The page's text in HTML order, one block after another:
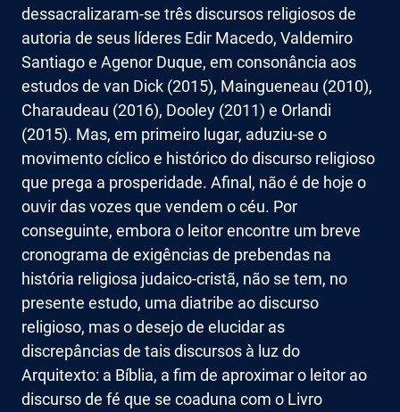
dessacralizaram-se três discursos religiosos de
autoria de seus líderes Edir Macedo, Valdemiro
Santiago e Agenor Duque, em consonância aos
estudos de van Dick (2015), Maingueneau (2010),
Charaudeau (2016), Dooley (2011) e Orlandi
(2015). Mas, em primeiro lugar, aduziu-se o
movimento cíclico e histórico do discurso religioso
que prega a prosperidade. Afinal, não é de hoje o
ouvir das vozes que vendem o céu. Por
conseguinte, embora o leitor encontre um breve
cronograma de exigências de prebendas na
história religiosa judaico-cristã, não se tem, no
presente estudo, uma diatribe ao discurso
religioso, mas o desejo de elucidar as
discrepâncias de tais discursos à luz do
Arquitexto: a Bíblia, a fim de aproximar o leitor ao
discurso de fé que se coaduna com o Livro